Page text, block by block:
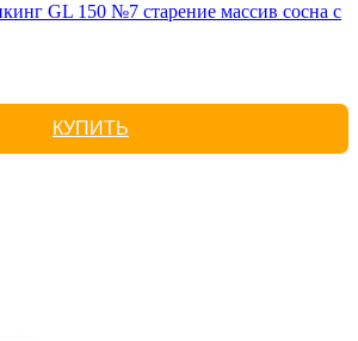
GL 150 №7 старение массив сосна с
КУПИТЬ